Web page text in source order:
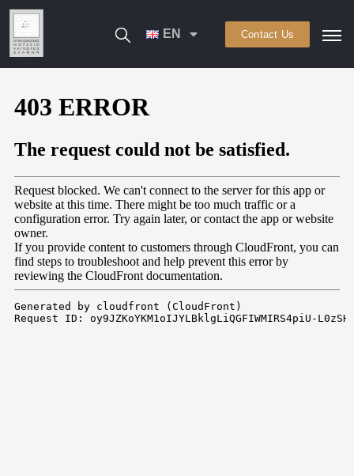
EN Contact Us